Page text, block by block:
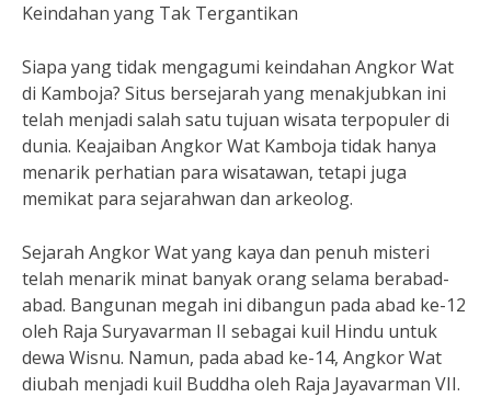
Keindahan yang Tak Tergantikan
Siapa yang tidak mengagumi keindahan Angkor Wat
di Kamboja? Situs bersejarah yang menakjubkan ini
telah menjadi salah satu tujuan wisata terpopuler di
dunia. Keajaiban Angkor Wat Kamboja tidak hanya
menarik perhatian para wisatawan, tetapi juga
memikat para sejarahwan dan arkeolog.
Sejarah Angkor Wat yang kaya dan penuh misteri
telah menarik minat banyak orang selama berabad-
abad. Bangunan megah ini dibangun pada abad ke-12
oleh Raja Suryavarman II sebagai kuil Hindu untuk
dewa Wisnu. Namun, pada abad ke-14, Angkor Wat
diubah menjadi kuil Buddha oleh Raja Jayavarman VII.